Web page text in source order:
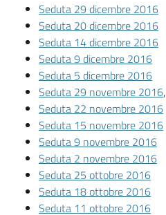
Vivere
Modena
Argomenti
Seguici
su
Seduta 29 dicembre 2016
Seduta 20 dicembre 2016
Seduta 14 dicembre 2016
Seduta 9 dicembre 2016
Seduta 5 dicembre 2016
Seduta 29 novembre 2016,
Seduta 22 novembre 2016
Seduta 15 novembre 2016
Seduta 9 novembre 2016
Seduta 2 novembre 2016
Seduta 25 ottobre 2016
Seduta 18 ottobre 2016
Seduta 11 ottobre 2016